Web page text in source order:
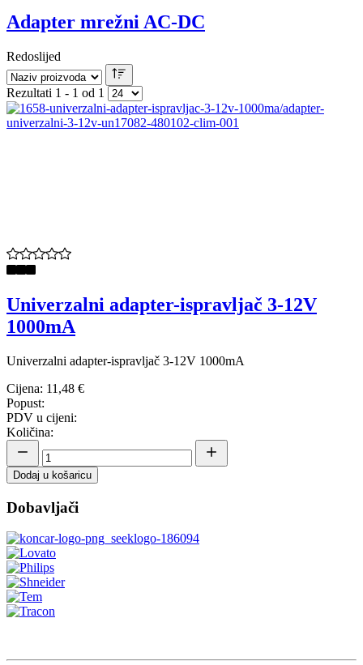
Adapter mrežni AC-DC
Redoslijed
Rezultati 1 - 1 od 1
Univerzalni adapter-ispravljač 3-12V
1000mA
Univerzalni adapter-ispravljač 3-12V 1000mA
Cijena: 11,48 €
Popust:
PDV u cijeni:
Količina:
Dodaj u košaricu
Dobavljači